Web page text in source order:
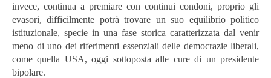
invece, continua a premiare con continui condoni, proprio gli
evasori, difficilmente potrà trovare un suo equilibrio politico
istituzionale, specie in una fase storica caratterizzata dal venir
meno di uno dei riferimenti essenziali delle democrazie liberali,
come quella USA, oggi sottoposta alle cure di un presidente
bipolare.